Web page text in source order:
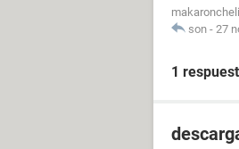
makaroncheli
son - 27
1